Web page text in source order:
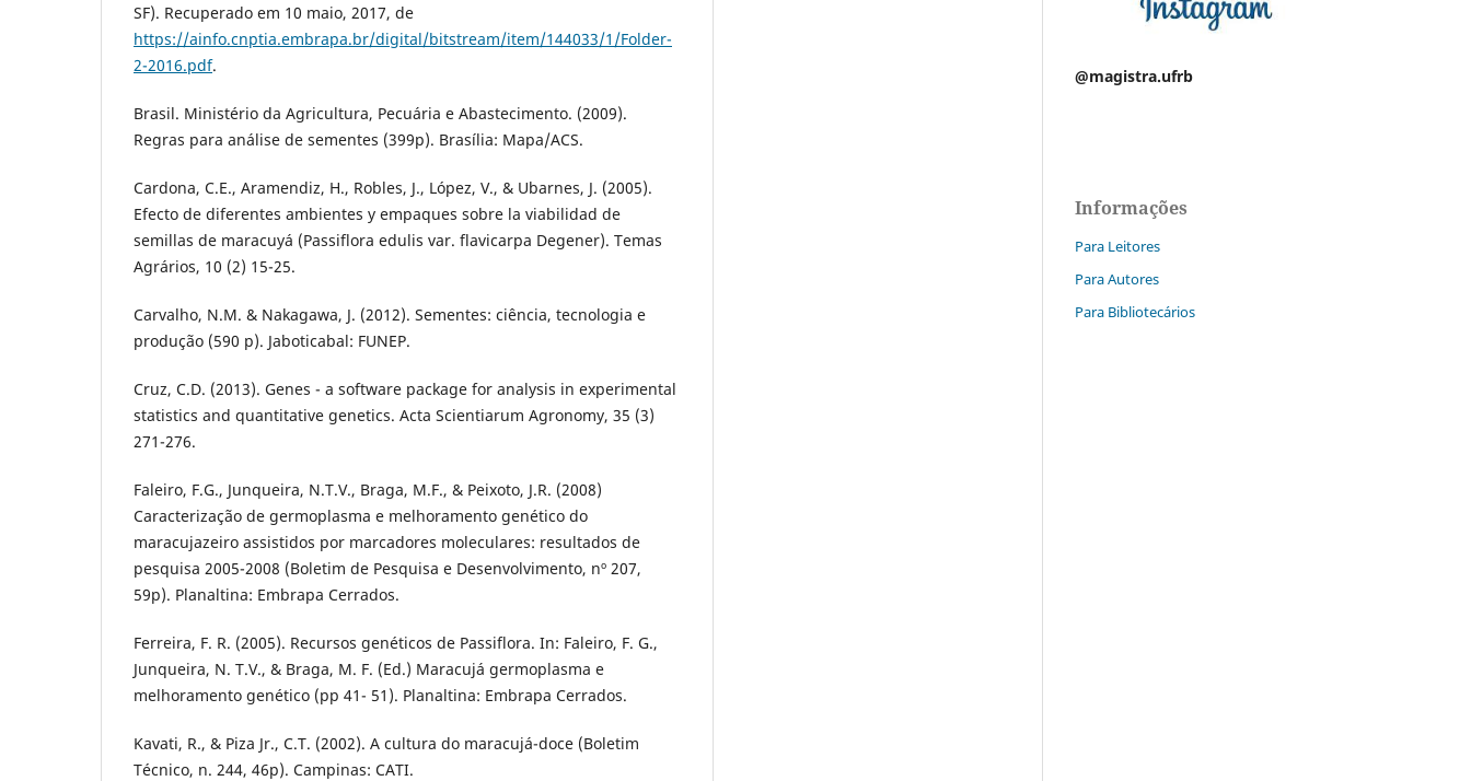
SF). Recuperado em 10 maio, 2017, de
https://ainfo.cnptia.embrapa.br/digital/bitstream/item/144033/1/Folder-
2-2016.pdf.
Brasil. Ministério da Agricultura, Pecuária e Abastecimento. (2009).
Regras para análise de sementes (399p). Brasília: Mapa/ACS.
Cardona, C.E., Aramendiz, H., Robles, J., López, V., & Ubarnes, J. (2005).
Efecto de diferentes ambientes y empaques sobre la viabilidad de
semillas de maracuyá (Passiflora edulis var. flavicarpa Degener). Temas
Agrários, 10 (2) 15-25.
Carvalho, N.M. & Nakagawa, J. (2012). Sementes: ciência, tecnologia e
produção (590 p). Jaboticabal: FUNEP.
Cruz, C.D. (2013). Genes - a software package for analysis in experimental
statistics and quantitative genetics. Acta Scientiarum Agronomy, 35 (3)
271-276.
Faleiro, F.G., Junqueira, N.T.V., Braga, M.F., & Peixoto, J.R. (2008)
Caracterização de germoplasma e melhoramento genético do
maracujazeiro assistidos por marcadores moleculares: resultados de
pesquisa 2005-2008 (Boletim de Pesquisa e Desenvolvimento, nº 207,
59p). Planaltina: Embrapa Cerrados.
Ferreira, F. R. (2005). Recursos genéticos de Passiflora. In: Faleiro, F. G.,
Junqueira, N. T.V., & Braga, M. F. (Ed.) Maracujá germoplasma e
melhoramento genético (pp 41- 51). Planaltina: Embrapa Cerrados.
Kavati, R., & Piza Jr., C.T. (2002). A cultura do maracujá-doce (Boletim
Técnico, n. 244, 46p). Campinas: CATI.
@magistra.ufrb
Informações
Para Leitores
Para Autores
Para Bibliotecários